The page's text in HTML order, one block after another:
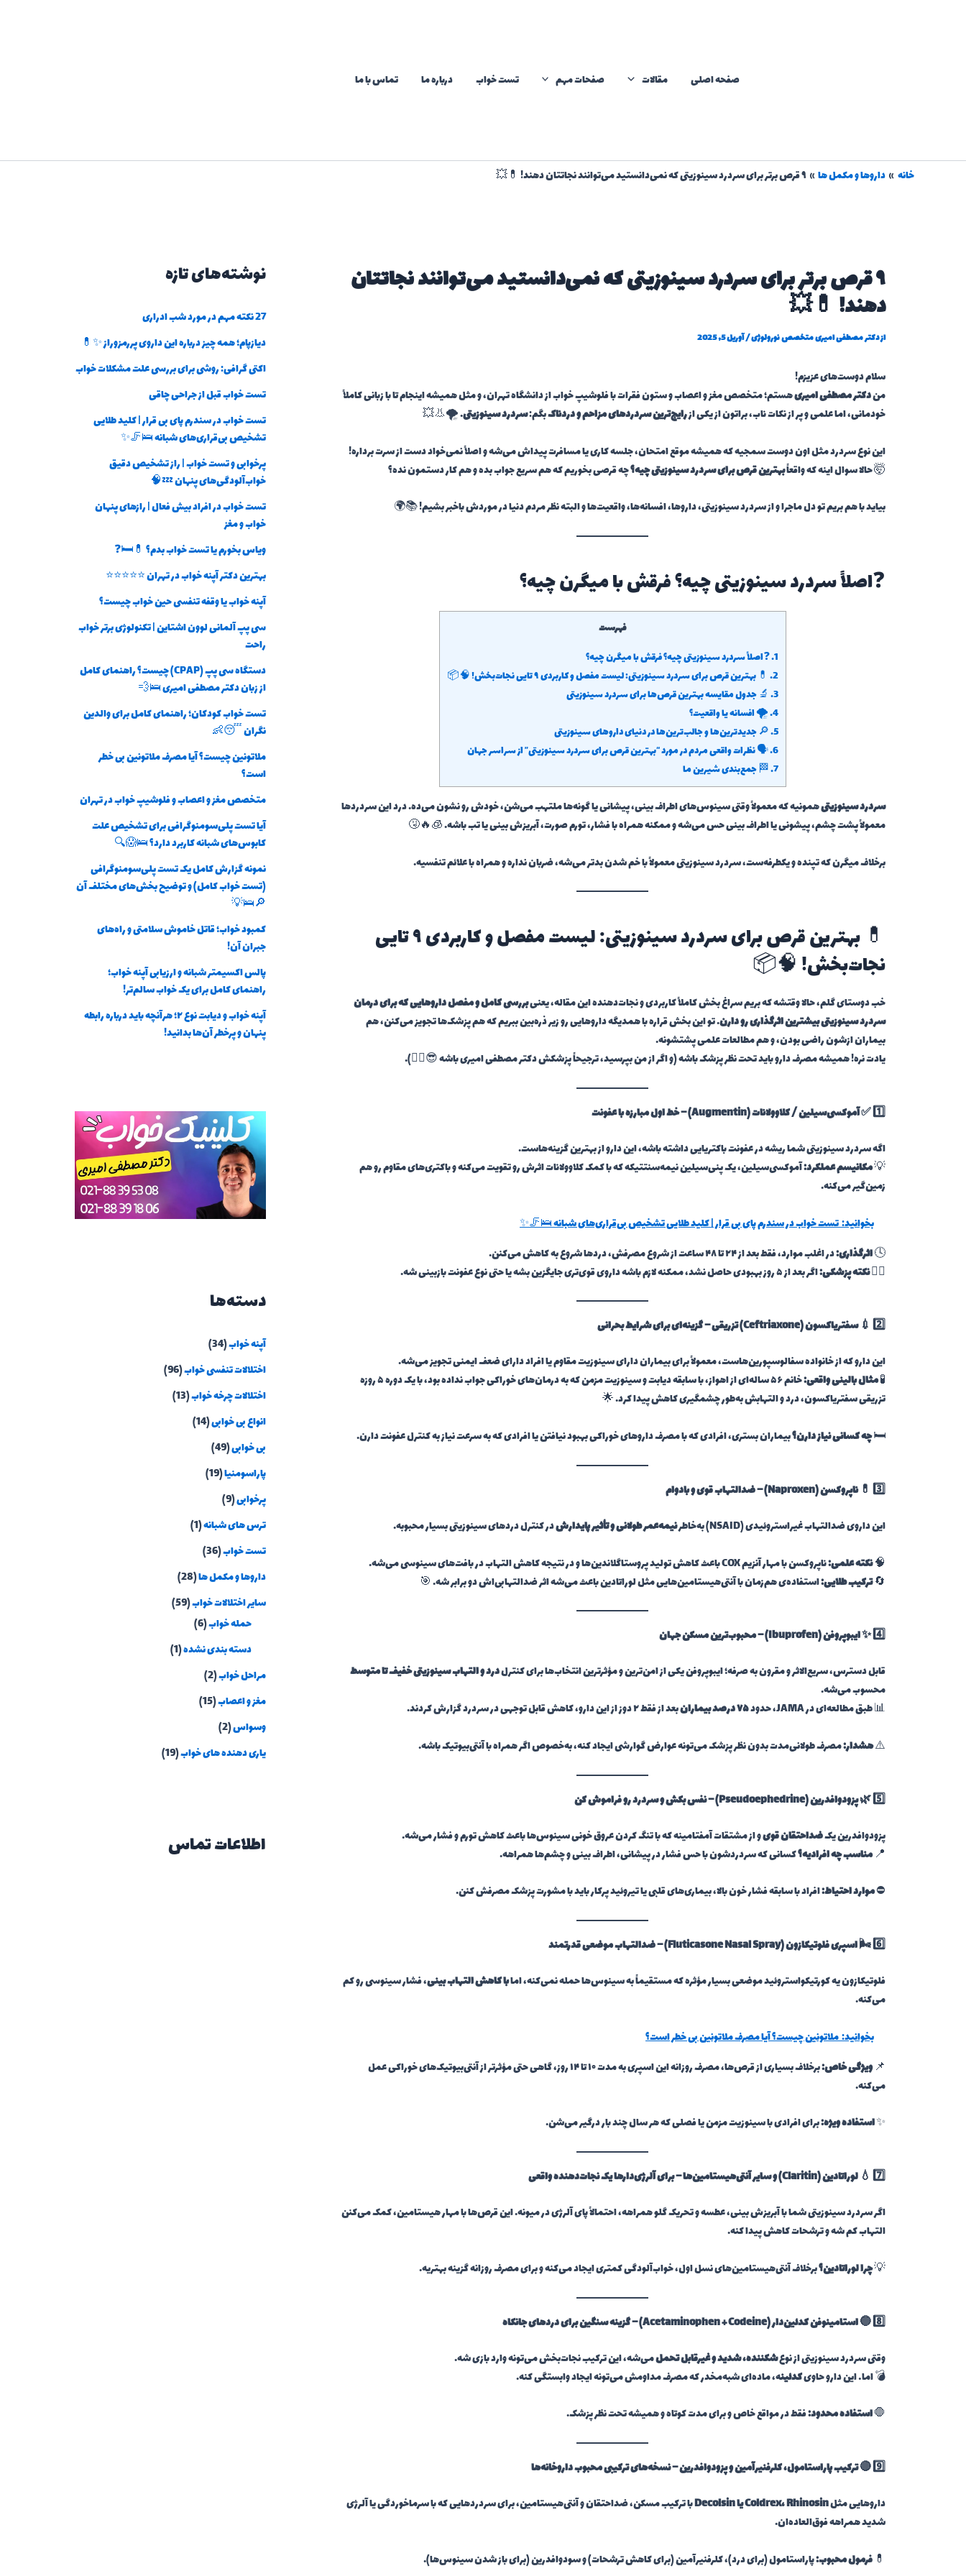
صفحه اصلی
مقالات صفحات مهم تست خواب درباره ما تماس با ما
خانه داروها و مکمل ها ۹ قرص برتر برای سردرد سینوزیتی که نمی‌دانستید می‌توانند نجاتتان دهند! 💊💥
۹ قرص برتر برای سردرد سینوزیتی که نمی‌دانستید می‌توانند نجاتتان
دهند! 💊💥
ازدکتر مصطفی امیری متخصص نورولوژی/آوریل 5, 2025
سلام دوست‌های عزیزم!
مندکتر مصطفی امیریهستم؛ متخصص مغز و اعصاب و ستون فقرات با فلوشیپ خواب از دانشگاه تهران، و مثل همیشه اینجام تا با زبانی کاملاً
خودمانی، اما علمی و پر از نکات ناب، براتون از یکی ازرایج‌ترین سردردهای مزاحم و دردناکبگم:سردرد سینوزیتی. 🌪️👃💥
این نوع سردرد مثل اون دوست سمجیه که همیشه موقع امتحان، جلسه کاری یا مسافرت پیداش می‌شه و اصلاً نمی‌خواد دست از سرت برداره!
🤯 حالا سوال اینه که واقعاًبهترین قرص برای سردرد سینوزیتی چیه؟چه قرصی بخوریم که هم سریع جواب بده و هم کار دستمون نده؟
بیاید با هم بریم تو دل ماجرا و از سردرد سینوزیتی، داروها، افسانه‌ها، واقعیت‌ها و البته نظر مردم دنیا در موردش باخبر بشیم! 📚🌍
❓اصلاً سردرد سینوزیتی چیه؟ فرقش با میگرن چیه؟
فهرست
1. ❓اصلاً سردرد سینوزیتی چیه؟ فرقش با میگرن چیه؟
2. 💊 بهترین قرص برای سردرد سینوزیتی: لیست مفصل و کاربردی ۹ تایی نجات‌بخش! 🧠📦
3. 🔬 جدول مقایسه بهترین قرص‌ها برای سردرد سینوزیتی
4. 🌪️ افسانه یا واقعیت؟
5. 🔎 جدیدترین‌ها و جالب‌ترین‌ها در دنیای داروهای سینوزیتی
6. 🗣️ نظرات واقعی مردم در مورد “بهترین قرص برای سردرد سینوزیتی” از سراسر جهان
7. 🏁 جمع‌بندی شیرین ما
سردرد سینوزیتیهمونیه که معمولاً وقتی سینوس‌های اطراف بینی، پیشانی یا گونه‌ها ملتهب می‌شن، خودش رو نشون می‌ده. درد این سردردها
معمولاً پشت چشم، پیشونی یا اطراف بینی حس می‌شه و ممکنه همراه با فشار، تورم صورت، آبریزش بینی یا تب باشه. 🧊🔥🤧
برخلاف میگرن که تپنده و یکطرفه‌ست، سردرد سینوزیتی معمولاً با خم شدن بدتر می‌شه، ضربان نداره و همراه با علائم تنفسیه.
💊 بهترین قرص برای سردرد سینوزیتی: لیست مفصل و کاربردی ۹ تایی
نجات‌بخش! 🧠📦
خب دوستای گلم، حالا وقتشه که بریم سراغ بخش کاملاً کاربردی و نجات‌دهنده این مقاله، یعنیبررسی کامل و مفصل داروهایی که برای درمان
سردرد سینوزیتی بیشترین اثرگذاری رو دارن. تو این بخش قراره با همدیگه داروهایی رو زیر ذره‌بین ببریم که هم پزشک‌ها تجویز می‌کنن، هم
بیماران ازشون راضی بودن، و هم مطالعات علمی پشتشونه.
یادت نره! همیشه مصرف دارو باید تحت نظر پزشک باشه (و اگر از من بپرسید، ترجیحاً پزشکش دکتر مصطفی امیری باشه 😎🧑‍⚕️).
1️⃣ ✅ آموکسی‌سیلین / کلاوولانات (Augmentin)
– خط اول مبارزه با عفونت
اگه سردرد سینوزیتی شما ریشه در عفونت باکتریایی داشته باشه، این دارو از بهترین گزینه‌هاست.
💡مکانیسم عملکرد:آموکسی‌سیلین، یک پنی‌سیلین نیمه‌سنتتیکه که با کمک کلاوولانات اثرش رو تقویت می‌کنه و باکتری‌های مقاوم رو هم
زمین‌گیر می‌کنه.
بخوانید:تست خواب در سندرم پای بی قرار | کلید طلایی تشخیص بی‌قراری‌های شبانه 🛌🦵✨
🕓اثرگذاری:در اغلب موارد، فقط بعد از ۲۴ تا ۴۸ ساعت از شروع مصرفش، دردها شروع به کاهش می‌کنن.
👨‍⚕️نکته پزشکی:اگر بعد از ۵ روز بهبودی حاصل نشد، ممکنه لازم باشه داروی قوی‌تری جایگزین بشه یا حتی نوع عفونت بازبینی شه.
2️⃣ 💉 سفتریاکسون (Ceftriaxone) تزریقی
– گزینه‌ای برای شرایط بحرانی
این دارو که از خانواده سفالوسپورین‌هاست، معمولاً برای بیماران دارای سینوزیت مقاوم یا افراد دارای ضعف ایمنی تجویز می‌شه.
🧪مثال بالینی واقعی:
خانم ۵۶ ساله‌ای از اهواز، با سابقه دیابت و سینوزیت مزمن که به درمان‌های خوراکی جواب نداده بود، با یک دوره ۵ روزه
تزریقی سفتریاکسون، درد و التهابش به‌طور چشمگیری کاهش پیدا کرد. 🌟
🛏️چه کسانی نیاز دارن؟بیماران بستری، افرادی که با مصرف داروهای خوراکی بهبود نیافتن یا افرادی که به سرعت نیاز به کنترل عفونت دارن.
3️⃣ 💊 ناپروکسن (Naproxen)
– ضدالتهاب قوی و بادوام
این داروی ضدالتهاب غیر‌استروئیدی (NSAID) به‌خاطر
نیمه‌عمر طولانی و تأثیر پایدارشدر کنترل دردهای سینوزیتی بسیار محبوبه.
🧠نکته علمی:ناپروکسن با مهار آنزیم COX باعث کاهش تولید پروستاگلاندین‌ها و در نتیجه کاهش التهاب در بافت‌های سینوسی می‌شه.
🔄ترکیب طلایی:استفاده‌ی هم‌زمان با آنتی‌هیستامین‌هایی مثل لوراتادین باعث می‌شه اثر ضدالتهابی‌اش دو برابر شه. 🎯
4️⃣ ✨ ایبوپروفن (Ibuprofen)
– محبوب‌ترین مسکن جهان
قابل دسترس، سریع‌الاثر و مقرون به صرفه؛ ایبوپروفن یکی از امن‌ترین و مؤثرترین انتخاب‌ها برای کنترلدرد و التهاب سینوزیتی خفیف تا متوسط
محسوب می‌شه.
📊 طبق مطالعه‌ای در JAMA، حدود
۷۵ درصد بیماران بعد از فقط ۲ دوز از این دارو، کاهش قابل توجهی در سردرد گزارش کردند.
⚠️هشدار:مصرف طولانی‌مدت بدون نظر پزشک می‌تونه عوارض گوارشی ایجاد کنه، به‌خصوص اگر همراه با آنتی‌بیوتیک باشه.
5️⃣ 🌿 پزودوافدرین (Pseudoephedrine)
– نفس بکش و سردرد رو فراموش کن
پزودوافدرین یکضداحتقان قویو از مشتقات آمفتامینه که با تنگ کردن عروق خونی سینوس‌ها باعث کاهش تورم و فشار می‌شه.
📍مناسب چه افرادیه؟کسانی که سردردشون با حس فشار در پیشانی، اطراف بینی و چشم‌ها همراهه.
⛔موارد احتیاط:افراد با سابقه فشار خون بالا، بیماری‌های قلبی یا تیروئید پرکار باید با مشورت پزشک مصرفش کنن.
6️⃣ 🌬️ اسپری فلوتیکازون (Fluticasone Nasal Spray)
– ضدالتهاب موضعی قدرتمند
فلوتیکازون یه کورتیکواستروئید موضعی بسیار مؤثره که مستقیماً به سینوس‌ها حمله نمی‌کنه، امابا کاهش التهاب بینی، فشار سینوسی رو کم
می‌کنه.
بخوانید:ملاتونین چیست؟ آیا مصرف ملاتونین بی خطر است؟
📌ویژگی خاص:
برخلاف بسیاری از قرص‌ها، مصرف روزانه این اسپری به مدت ۱۰ تا ۱۴ روز، گاهی حتی مؤثرتر از آنتی‌بیوتیک‌های خوراکی عمل
می‌کنه.
✨استفاده ویژه:برای افرادی با سینوزیت مزمن یا فصلی که هر سال چند بار درگیر می‌شن.
7️⃣ 💧 لوراتادین (Claritin) و سایر آنتی‌هیستامین‌ها
– برای آلرژی‌دارها یک نجات‌دهنده واقعی
اگر سردرد سینوزیتی شما با آبریزش بینی، عطسه و تحریک گلو همراهه، احتمالاً پای آلرژی در میونه. این قرص‌ها با مهار هیستامین، کمک می‌کنن
التهاب کم شه و ترشحات کاهش پیدا کنه.
💡چرا لوراتادین؟برخلاف آنتی‌هیستامین‌های نسل اول، خواب‌آلودگی کمتری ایجاد می‌کنه و برای مصرف روزانه گزینه بهتریه.
8️⃣ 🔵 استامینوفن کدئین‌دار (Acetaminophen + Codeine)
– گزینه‌ سنگین برای دردهای جانکاه
وقتی سردرد سینوزیتی از نوعشکننده، شدید و غیرقابل تحملمی‌شه، این ترکیب نجات‌بخش می‌تونه وارد بازی شه.
💣 اما… این دارو حاویکدئینه، ماده‌ای شبه‌مخدر که مصرف مداومش می‌تونه ایجاد وابستگی کنه.
🛑استفاده محدود:فقط در مواقع خاص و برای مدت کوتاه و همیشه تحت نظر پزشک.
9️⃣ 🔴 ترکیب پاراستامول، کلرفنیرآمین و پزودوافدرین– نسخه‌های ترکیبی محبوب داروخانه‌ها
داروهایی مثلColdrex، Rhinosin یا Decolsin
با ترکیب مسکن، ضداحتقان و آنتی‌هیستامین، برای سردردهایی که با سرماخوردگی یا آلرژی
شدید همراهه فوق‌العاده‌ان.
💊 فرمول محبوب:پاراستامول (برای درد)، کلرفنیرآمین (برای کاهش ترشحات) و سودوافدرین (برای باز شدن سینوس‌ها).
نوشته‌های تازه
27 نکته مهم در مورد شب ادراری
دیازپام؛ همه چیز درباره این داروی پررمزوراز ✨💊
اکتی گرافی: روشی برای بررسی علت مشکلات خواب
تست خواب قبل از جراحی چاقی
تست خواب در سندرم پای بی قرار | کلید طلایی
تشخیص بی‌قراری‌های شبانه 🛌🦵✨
پرخوابی و تست خواب | راز تشخیص دقیق
خواب‌آلودگی‌های پنهان 💤🧠
تست خواب در افراد بیش فعال | رازهای پنهان
خواب و مغز
ویاس بخورم یا تست خواب بدم؟ 💊🛏️❓
بهترین دکتر آپنه خواب در تهران ⭐⭐⭐⭐⭐
آپنه خواب یا وقفه تنفسی حین خواب چیست؟
سی پپ آلمانی لوون اشتاین | تکنولوژی برتر خواب
راحت
دستگاه سی پپ (CPAP) چیست؟ راهنمای کامل
از زبان دکتر مصطفی امیری 🛌💨
تست خواب کودکان؛ راهنمای کامل برای والدین
نگران 😴👶
ملاتونین چیست؟ آیا مصرف ملاتونین بی خطر
است؟
متخصص مغز و اعصاب و فلوشیپ خواب در تهران
آیا تست پلی‌سومنوگرافی برای تشخیص علت
کابوس‌های شبانه کاربرد دارد؟ 🛌😱🔍
نمونه گزارش کامل یک تست پلی‌سومنوگرافی
(تست خواب کامل) و توضیح بخش‌های مختلف آن
🔎🛌💡
کمبود خواب؛ قاتل خاموش سلامتی و راه‌های
جبران آن!
پالس اکسیمتر شبانه و ارزیابی آپنه خواب؛
راهنمای کامل برای یک خواب سالم‌تر!
آپنه خواب و دیابت نوع ۲؛ هرآنچه باید درباره رابطه
پنهان و پرخطر آن‌ها بدانید!
دسته‌ها
آپنه خواب(34)
اختلالات تنفسی خواب(96)
اختلالات چرخه خواب(13)
انواع بی خوابی(14)
بی خوابی(49)
پاراسومنیا(19)
پرخوابی(9)
ترس های شبانه(1)
تست خواب(36)
داروها و مکمل ها(28)
سایر اختلالات خواب(59)
حمله خواب(6)
دسته بندی نشده(1)
مراحل خواب(2)
مغز و اعصاب(15)
وسواس(2)
یاری دهنده های خواب(19)
اطلاعات تماس